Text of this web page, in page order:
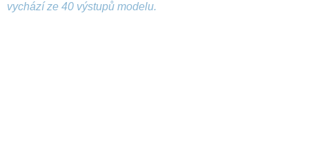
vychází ze 40 výstupů modelu.